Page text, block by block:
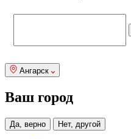
Ангарск
Ваш город
Да, верно Нет, другой